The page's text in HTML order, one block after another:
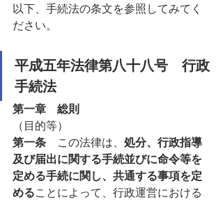
以下、手続法の条文を参照してみてく
ださい。
平成五年法律第八十八号　行政
手続法
第一章　総則
（目的等）
第一条
この法律は、 処分、行政指導
及び届出に関する手続並びに命令等を
定める手続に関し、共通する事項を定
めることによって、行政運営における